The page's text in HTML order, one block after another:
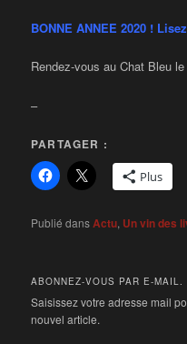
BONNE ANNEE 2020 !
Rendez-vous au Chat Bleu
–
PARTAGER :
Plus
Publié dansActu, Un vin des
ABONNEZ-VOUS PAR E-MAIL.
Saisissez votre adresse mail
nouvel article.